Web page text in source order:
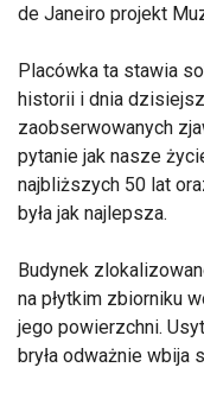
de Janeiro projekt
Placówka ta stawia
historii i dnia
zaobserwowanych
pytanie jak nasze
najbliższych 50 lat
była jak najlepsza.
Budynek
na płytkim zbiorniku
jego powierzchni.
bryła odważnie wbija